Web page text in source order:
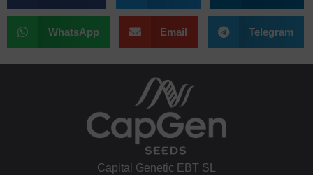
WhatsApp Email Telegram
Capital Genetic EBT SL